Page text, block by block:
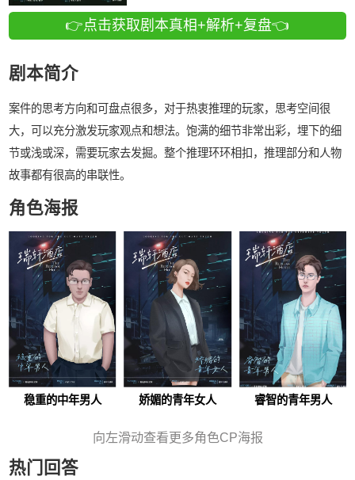
👉点击获取剧本真相+解析+复盘👈
剧本简介
案件的思考方向和可盘点很多，对于热衷推理的玩家，思考空间很
大，可以充分激发玩家观点和想法。饱满的细节非常出彩，埋下的细
节或浅或深，需要玩家去发掘。整个推理环环相扣，推理部分和人物
故事都有很高的串联性。
角色海报
稳重的中年男人 娇媚的青年女人 睿智的青年男人
向左滑动查看更多角色CP海报
热门回答